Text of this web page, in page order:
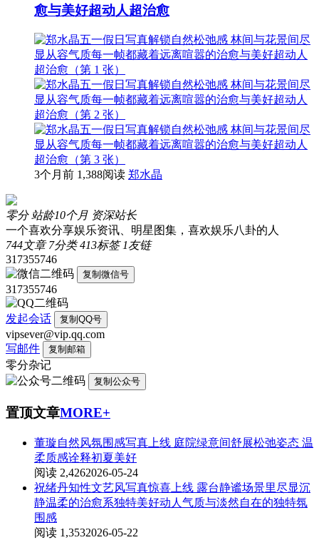
愈与美好超动人超治愈
3个月前 1,388阅读 郑水晶
零分 站龄10个月 资深站长
一个喜欢分享娱乐资讯、明星图集，喜欢娱乐八卦的人
744文章 7分类 413标签 1友链
317355746
复制微信号
317355746
发起会话 复制QQ号
vipsever@vip.qq.com
写邮件
复制邮箱
零分杂记
复制公众号
置顶文章MORE+
董璇自然风氛围感写真上线 庭院绿意间舒展松弛姿态 温
柔质感诠释初夏美好
阅读 2,4262026-05-24
祝绪丹知性文艺风写真惊喜上线 露台静谧场景里尽显沉
静温柔的治愈系独特美好动人气质与淡然自在的独特氛
围感
阅读 1,3532026-05-22